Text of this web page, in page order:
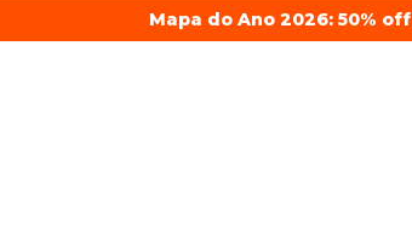
Mapa do Ano 2026: 50% off